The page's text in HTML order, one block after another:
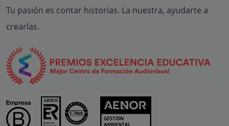
Tu pasión es contar historias. La nuestra, ayudarte a
crearlas.